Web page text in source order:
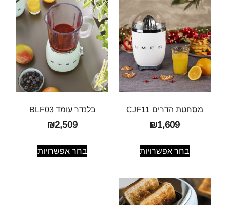
מסחטת הדרים CJF11
₪1,609
בחר אפשרויות
בלנדר עומד BLF03
₪2,509
בחר אפשרויות